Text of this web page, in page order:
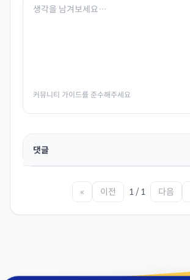
커뮤니티 가이드를 준수해주세요
댓글
« 이전 1 / 1 다음